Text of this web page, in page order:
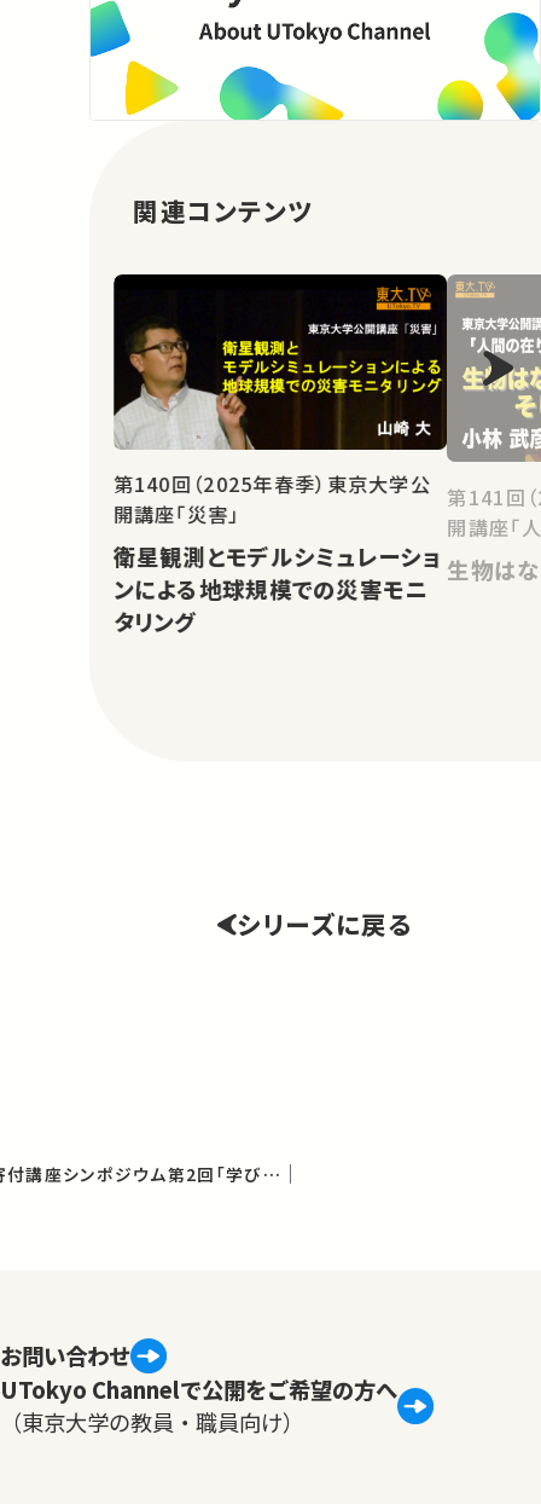
関連コンテンツ
第140回（2025年春季）東京大学公
開講座「災害」
衛星観測とモデルシミュレーショ
ンによる地球規模での災害モニ
タリング
第141回
開講座「
生物は
シリーズに戻る
革新的学びの創造学寄付講座シンポジウム第2回「学びのプロセス」
お問い合わせ
UTokyo Channelで公開をご希望の方へ
（東京大学の教員・職員向け）